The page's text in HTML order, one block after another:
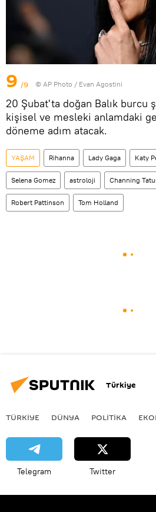
9 /9 © AP Photo / Evan Agostini
20 Şubat'ta doğan Balık burcu
kişisel ve mesleki anlamdaki
döneme adım atacak.
YAŞAM Rihanna Lady Gaga Katy
Selena Gomez astroloji Channing
Robert Pattinson Tom Holland
Türkiye
TÜRKIYE DÜNYA POLİTİKA
Telegram Twitter